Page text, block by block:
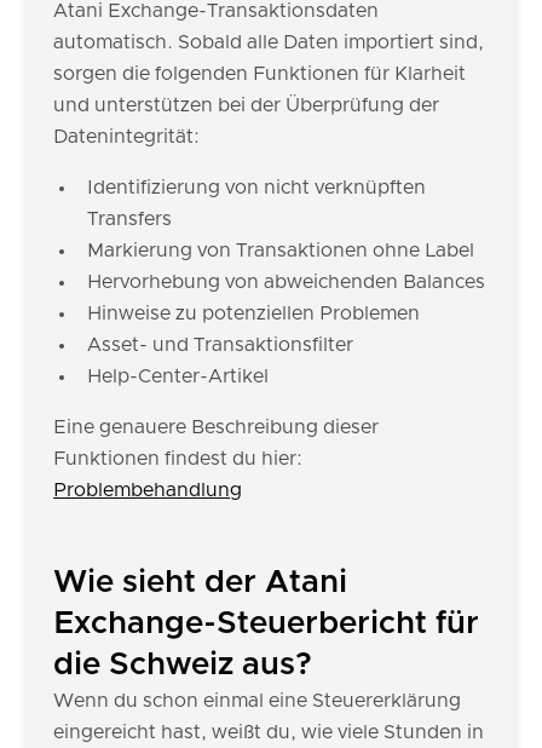
Atani Exchange-Transaktionsdaten
automatisch. Sobald alle Daten importiert sind,
sorgen die folgenden Funktionen für Klarheit
und unterstützen bei der Überprüfung der
Datenintegrität:
Identifizierung von nicht verknüpften
Transfers
Markierung von Transaktionen ohne Label
Hervorhebung von abweichenden Balances
Hinweise zu potenziellen Problemen
Asset- und Transaktionsfilter
Help-Center-Artikel
Eine genauere Beschreibung dieser
Funktionen findest du hier:
Problembehandlung
Wie sieht der Atani
Exchange-Steuerbericht für
die Schweiz aus?
Wenn du schon einmal eine Steuererklärung
eingereicht hast, weißt du, wie viele Stunden in